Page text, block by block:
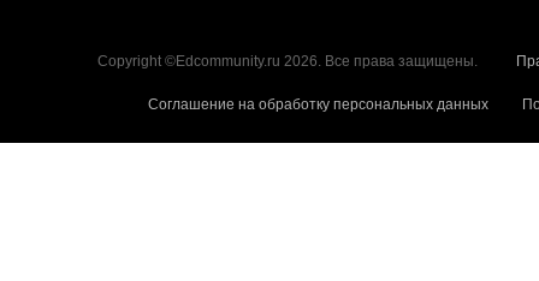
Copyright ©Edcommunity.ru 2026. Все права защищены.
Соглашение на обработку персональных данных